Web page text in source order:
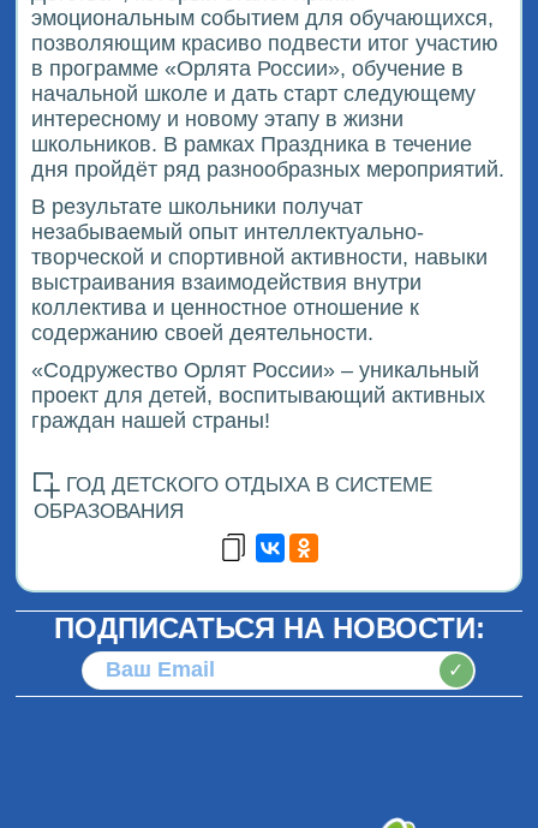
эмоциональным событием для обучающихся,
позволяющим красиво подвести итог участию
в программе «Орлята России», обучение в
начальной школе и дать старт следующему
интересному и новому этапу в жизни
школьников. В рамках Праздника в течение
дня пройдёт ряд разнообразных мероприятий.
В результате школьники получат
незабываемый опыт интеллектуально-
творческой и спортивной активности, навыки
выстраивания взаимодействия внутри
коллектива и ценностное отношение к
содержанию своей деятельности.
«Содружество Орлят России» – уникальный
проект для детей, воспитывающий активных
граждан нашей страны!
ГОД ДЕТСКОГО ОТДЫХА В СИСТЕМЕ
ОБРАЗОВАНИЯ
ПОДПИСАТЬСЯ НА НОВОСТИ:
✓